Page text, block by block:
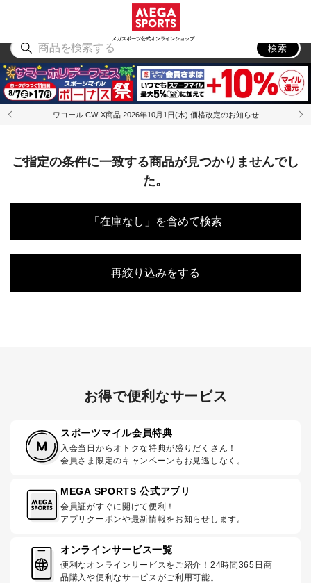
メガスポーツ公式オンラインショップ
アウトドア
検索
ワコール CW-X商品 2026年10月1日(木) 価格改定のお知らせ
ご指定の条件に一致する商品が見つかりませんでし
た。
「在庫なし」を含めて検索
再絞り込みをする
お得で便利なサービス
スポーツマイル会員特典
入会当日からオトクな特典が盛りだくさん！
会員さま限定のキャンペーンもお見逃しなく。
MEGA SPORTS 公式アプリ
会員証がすぐに開けて便利！
アプリクーポンや最新情報をお知らせします。
オンラインサービス一覧
便利なオンラインサービスをご紹介！24時間365日商
品購入や便利なサービスがご利用可能。